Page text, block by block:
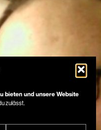
bieten und unsere Website
zulässt.